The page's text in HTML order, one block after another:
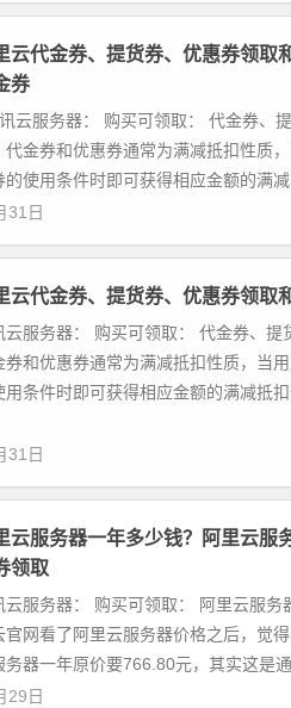
云代金券、提货券、优惠券领取
券
云服务器： 购买可领取： 代金券、
代金券和优惠券通常为满减抵扣性质
的使用条件时即可获得相应金额的满
31日
云代金券、提货券、优惠券领取
云服务器： 购买可领取： 代金券、提
券和优惠券通常为满减抵扣性质，当
用条件时即可获得相应金额的满减抵
31日
云服务器一年多少钱？阿里云服
领取
云服务器： 购买可领取： 阿里云服
官网看了阿里云服务器价格之后，觉
务器一年原价要766.80元，其实这是
29日